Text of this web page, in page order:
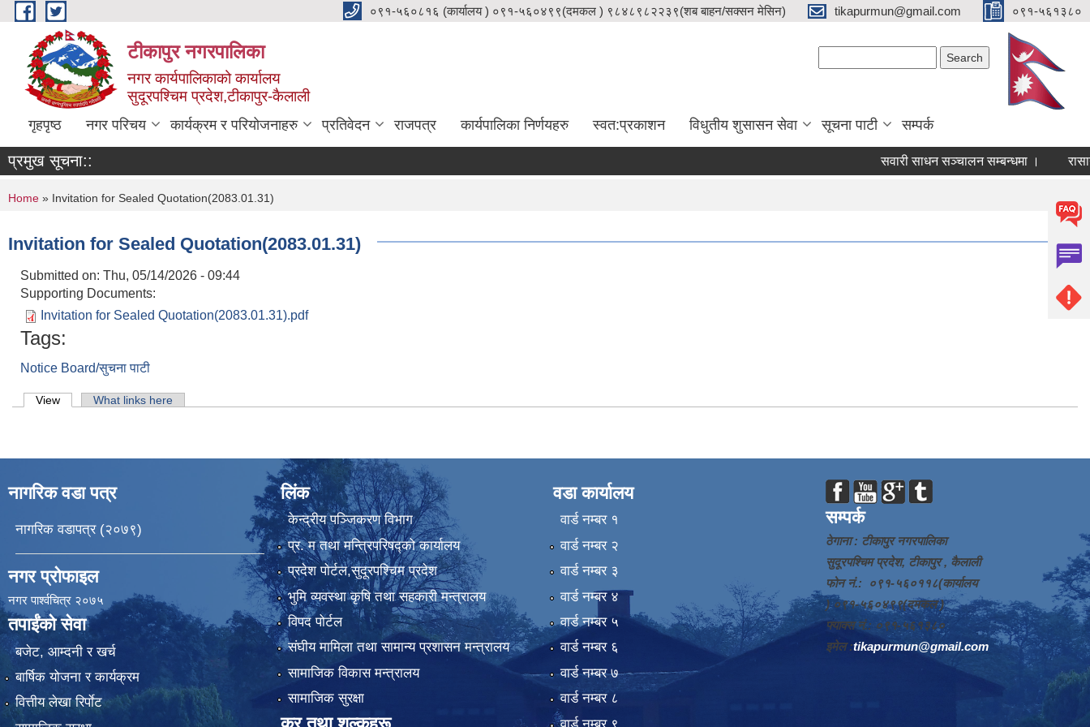
Skip to main content ०९१-५६०८१६ (कार्यालय ) ०९१-५६०४९९(दमकल ) ९८४८९८२२३९(शब बाहन/सक्सन मेसिन) tikapurmun@gmail.com ०९१-५६१३८०
टीकापुर नगरपालिका
नगर कार्यपालिकाको कार्यालय
सुदूरपश्चिम प्रदेश,टीकापुर-कैलाली
गृहपृष्ठ नगर परिचय कार्यक्रम र परियोजनाहरु प्रतिवेदन राजपत्र कार्यपालिका निर्णयहरु स्वत:प्रकाशन विधुतीय शुसासन सेवा सूचना पाटी सम्पर्क
प्रमुख सूचना:: सवारी साधन सञ्चालन सम्बन्धमा ।
You are here
Home » Invitation for Sealed Quotation(2083.01.31)
Invitation for Sealed Quotation(2083.01.31)
Submitted on: Thu, 05/14/2026 - 09:44
Supporting Documents:
Invitation for Sealed Quotation(2083.01.31).pdf
Tags:
Notice Board/सुचना पाटी
Primary tabs
View (active tab)What links here
नागरिक वडा पत्र
नागरिक वडापत्र (२०७९)
नगर प्रोफाइल
नगर पार्श्वचित्र २०७५
तपाईंको सेवा
बजेट, आम्दनी र खर्च
बार्षिक योजना र कार्यक्रम
वित्तीय लेखा रिर्पाेट
लिंक
केन्द्रीय पञ्जिकरण विभाग
प्र. म तथा मन्त्रिपरिषद्को कार्यालय
प्रदेश पाेर्टल,सुदूरपश्चिम प्रदेश
भुमि व्यवस्था कृषि तथा सहकारी मन्त्रालय
विपद पोर्टल
संघीय मामिला तथा सामान्य प्रशासन मन्त्रालय
सामाजिक विकास मन्त्रालय
सामाजिक सुरक्षा
वडा कार्यालय
वार्ड न‌म्बर १
वार्ड न‌म्बर २
वार्ड न‌म्बर ३
वार्ड न‌म्बर ४
वार्ड न‌म्बर ५
वार्ड न‌म्बर ६
वार्ड न‌म्बर ७
वार्ड न‌म्बर ८
वार्ड न‌म्बर ९
सम्पर्क
ठेगाना : टीकापुर नगरपालिका
सुदूरपश्चिम प्रदेश, टीकापुर , कैलाली
फोन नं.: ०९१-५६०११८(कार्यालय
) ०९१-५६०४९९(दमकल )
फ्याक्स नं.: ०९१-५६१३८०
इमेल :tikapurmun@gmail.com